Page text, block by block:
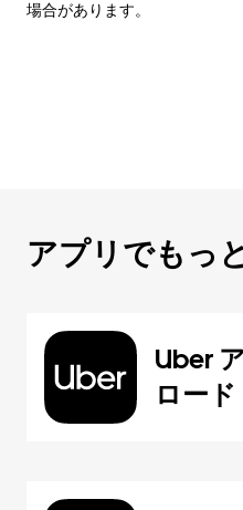
場合があります。
アプリでもっ
Uber
ロード